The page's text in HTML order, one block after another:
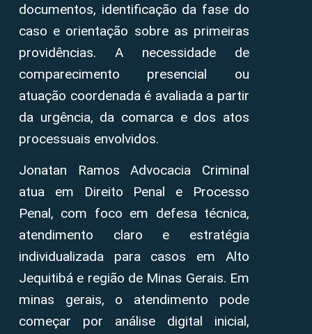
documentos, identificação da fase do
caso e orientação sobre as primeiras
providências. A necessidade de
comparecimento presencial ou
atuação coordenada é avaliada a partir
da urgência, da comarca e dos atos
processuais envolvidos.
Jonatan Ramos Advocacia Criminal
atua em Direito Penal e Processo
Penal, com foco em defesa técnica,
atendimento claro e estratégia
individualizada para casos em Alto
Jequitibá e região de Minas Gerais. Em
minas gerais, o atendimento pode
começar por análise digital inicial,